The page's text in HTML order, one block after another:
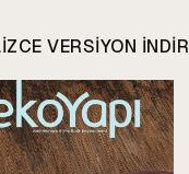
VERSIYON INDIR